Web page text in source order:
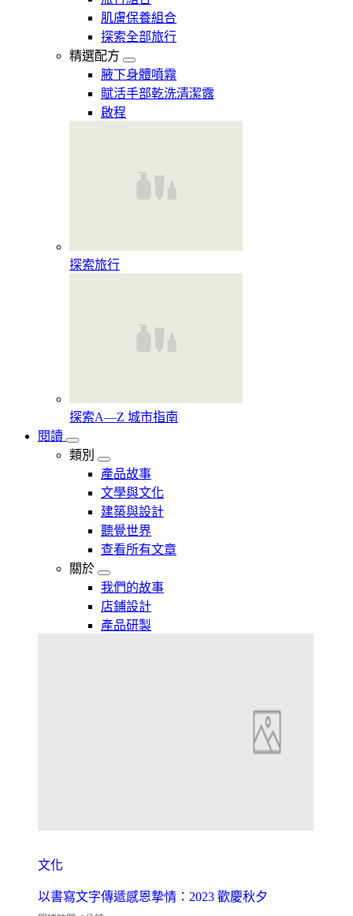
肌膚保養組合
探索全部旅行
精選配方
腋下身體噴霧
賦活手部乾洗清潔露
啟程
探索旅行
探索A—Z 城市指南
閱讀
類別
產品故事
文學與文化
建築與設計
聽覺世界
查看所有文章
關於
我們的故事
店鋪設計
產品研製
文化
以書寫文字傳遞感恩摯情：2023 歡慶秋夕